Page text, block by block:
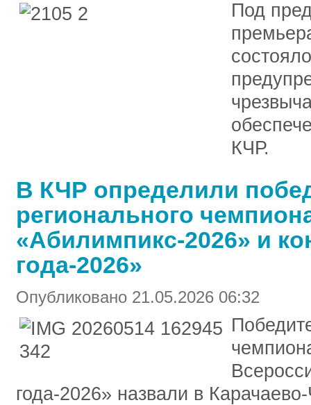
Под
КЧР.
В КЧР определили
регионального
«Абилимпикс-2026» и
года-2026»
Опубликовано 21.05.2026 06:32
года-2026» назвали в